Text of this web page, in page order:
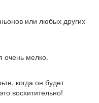
или любых других
очень мелко.
когда он будет
восхитительно!